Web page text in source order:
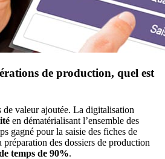
de production, quel est
de valeur ajoutée. La digitalisation
en dématérialisant l’ensemble des
gagné pour la saisie des fiches de
des dossiers de production
temps de 90%.